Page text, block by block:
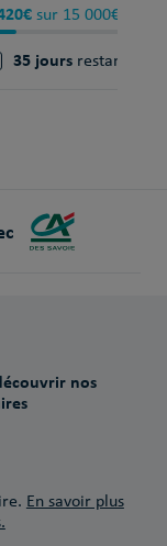
sur 15 000€
35 jours restants !
nos
En savoir plus